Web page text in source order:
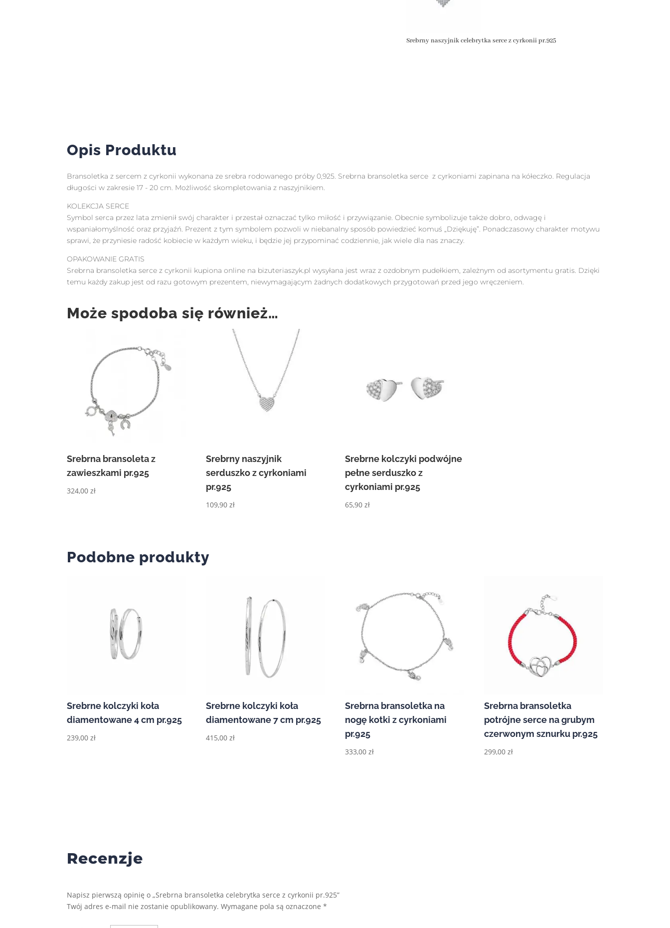
Srebrny naszyjnik celebrytka serce z cyrkonii pr.925
Opis Produktu
Bransoletka z sercem z cyrkonii wykonana ze srebra rodowanego próby 0,925. Srebrna bransoletka serce z cyrkoniami zapinana na kółeczko. Regulacja
długości w zakresie 17 - 20 cm. Możliwość skompletowania z naszyjnikiem.
KOLEKCJA SERCE
Symbol serca przez lata zmienił swój charakter i przestał oznaczać tylko miłość i przywiązanie. Obecnie symbolizuje także dobro, odwagę i
wspaniałomyślność oraz przyjaźń. Prezent z tym symbolem pozwoli w niebanalny sposób powiedzieć komuś „Dziękuję”. Ponadczasowy charakter motywu
sprawi, że przyniesie radość kobiecie w każdym wieku, i będzie jej przypominać codziennie, jak wiele dla nas znaczy.
OPAKOWANIE GRATIS
Srebrna bransoletka serce z cyrkonii kupiona online na bizuteriaszyk.pl wysyłana jest wraz z ozdobnym pudełkiem, zależnym od asortymentu gratis. Dzięki
temu każdy zakup jest od razu gotowym prezentem, niewymagającym żadnych dodatkowych przygotowań przed jego wręczeniem.
Może spodoba się również…
Srebrna bransoleta z
zawieszkami pr.925
324,00zł
Srebrny naszyjnik
serduszko z cyrkoniami
pr.925
109,90zł
Srebrne kolczyki podwójne
pełne serduszko z
cyrkoniami pr.925
65,90zł
Podobne produkty
Srebrne kolczyki koła
diamentowane 4 cm pr.925
239,00zł
Srebrne kolczyki koła
diamentowane 7 cm pr.925
415,00zł
Srebrna bransoletka na
nogę kotki z cyrkoniami
pr.925
333,00zł
Srebrna bransoletka
potrójne serce na grubym
czerwonym sznurku pr.925
299,00zł
Recenzje
Napisz pierwszą opinię o „Srebrna bransoletka celebrytka serce z cyrkonii pr.925”
Twój adres e-mail nie zostanie opublikowany. Wymagane pola są oznaczone*